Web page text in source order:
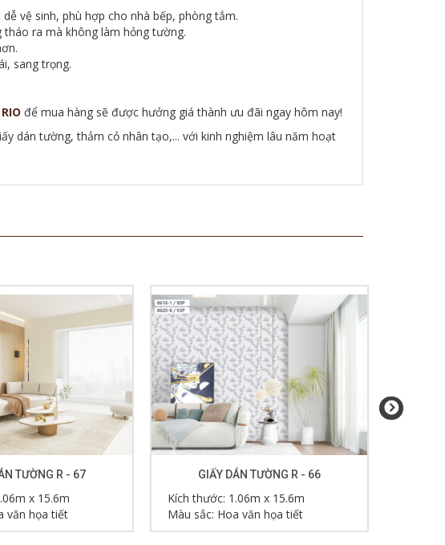
vệ sinh, phù hợp cho nhà bếp, phòng tắm.
ra mà không làm hỏng tường.
sang trọng.
để mua hàng sẽ được hưởng giá thành ưu đãi ngay hôm nay!
dán tường, thảm cỏ nhân tạo,... với kinh nghiệm lâu năm hoạt
TƯỜNG R - 67
x 15.6m
văn họa tiết
GIẤY DÁN TƯỜNG R - 66
Kích thước: 1.06m x 15.6m
Màu sắc: Hoa văn họa tiết